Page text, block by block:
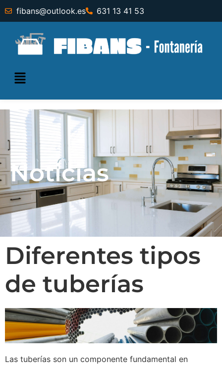
fibans@outlook.es 631 13 41 53
Noticias
Diferentes tipos
de tuberías
Las tuberías son un componente fundamental en